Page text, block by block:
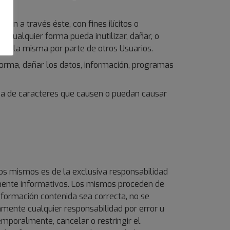
a través éste, con fines ilícitos o
cualquier forma pueda inutilizar, dañar, o
la misma por parte de otros Usuarios.
dañar los datos, información, programas
de caracteres que causen o puedan causar
mismos es de la exclusiva responsabilidad
informativos. Los mismos proceden de
contenida sea correcta, no se
cualquier responsabilidad por error u
cancelar o restringir el